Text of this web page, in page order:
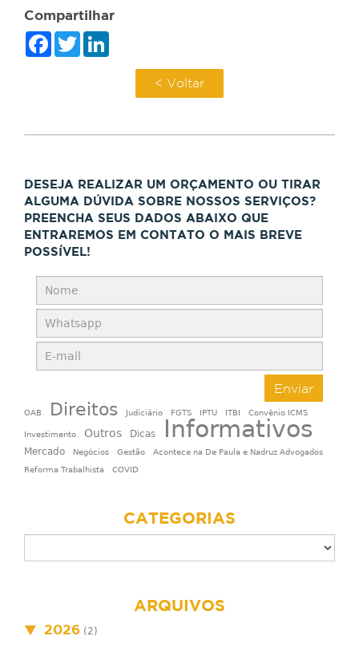
Compartilhar
FacebookTwitter
< Voltar
DESEJA REALIZAR UM ORÇAMENTO OU TIRAR
ALGUMA DÚVIDA SOBRE NOSSOS SERVIÇOS?
PREENCHA SEUS DADOS ABAIXO QUE
ENTRAREMOS EM CONTATO O MAIS BREVE
POSSÍVEL!
Enviar
OAB Direitos Judiciário FGTS IPTU ITBI Convênio ICMS
Investimento Outros Dicas Informativos
Mercado Negócios Gestão
Acontece na De Paula e Nadruz Advogados
Reforma Trabalhista
COVID
CATEGORIAS
ARQUIVOS
2026 (2)